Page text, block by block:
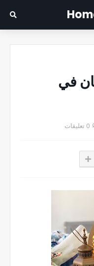
في
0 تعليقات